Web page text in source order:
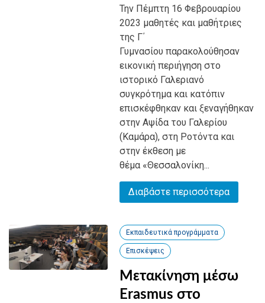
Την Πέμπτη 16 Φεβρουαρίου
2023 μαθητές και μαθήτριες
της Γ΄
Γυμνασίου παρακολούθησαν
εικονική περιήγηση στο
ιστορικό Γαλεριανό
συγκρότημα και κατόπιν
επισκέφθηκαν και ξεναγήθηκαν
στην Αψίδα του Γαλερίου
(Καμάρα), στη Ροτόντα και
στην έκθεση με
θέμα «Θεσσαλονίκη...
Διαβάστε περισσότερα
Εκπαιδευτικά προγράμματα
Επισκέψεις
Μετακίνηση μέσω
Erasmus στο